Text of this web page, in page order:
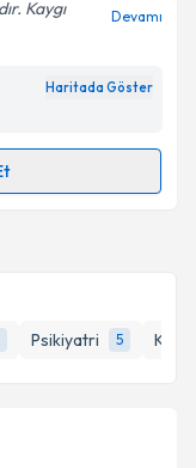
Psikiyatri 5
Aydınlatma
Kaygı
Devamı
Haritada Göster